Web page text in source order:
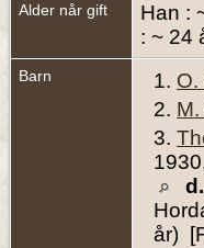
Alder når gift
Han :
: ~ 24
Barn 1.
2.
3.
d.
år)